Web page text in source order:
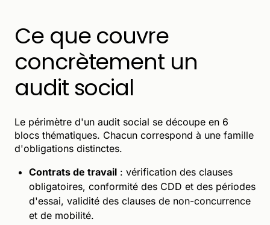
Ce que couvre
concrètement un
audit social
Le périmètre d'un audit social se découpe en 6
blocs thématiques. Chacun correspond à une famille
d'obligations distinctes.
Contrats de travail : vérification des clauses
obligatoires, conformité des CDD et des périodes
d'essai, validité des clauses de non-concurrence
et de mobilité.